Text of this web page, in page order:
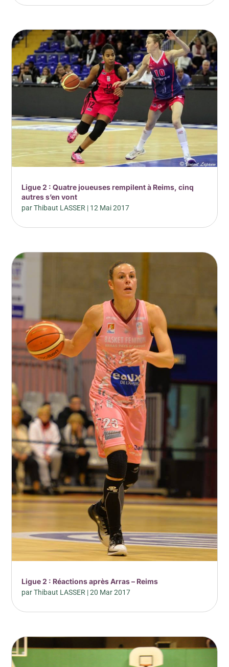
Ligue 2 : Quatre joueuses rempilent à Reims, cinq
autres s’en vont
parThibaut LASSER | 12 Mai 2017
Ligue 2 : Réactions après Arras – Reims
parThibaut LASSER |20 Mar 2017